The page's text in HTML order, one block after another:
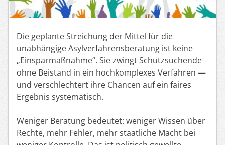
Die geplante Streichung der Mittel für die
unabhängige Asylverfahrensberatung ist keine
„Einsparmaßnahme“. Sie zwingt Schutzsuchende
ohne Beistand in ein hochkomplexes Verfahren —
und verschlechtert ihre Chancen auf ein faires
Ergebnis systematisch.
Weniger Beratung bedeutet: weniger Wissen über
Rechte, mehr Fehler, mehr staatliche Macht bei